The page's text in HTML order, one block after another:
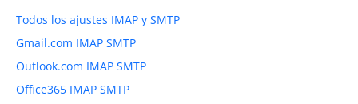
Todos los ajustes IMAP y SMTP
Gmail.com IMAP SMTP
Outlook.com IMAP SMTP
Office365 IMAP SMTP